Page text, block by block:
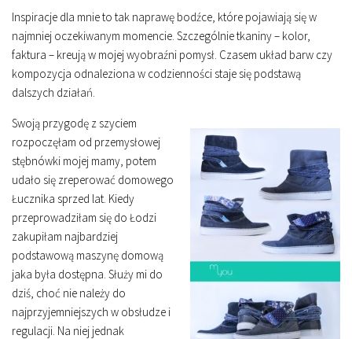
Inspiracje dla mnie to tak naprawę bodźce, które pojawiają się w
najmniej oczekiwanym momencie. Szczególnie tkaniny – kolor,
faktura – kreują w mojej wyobraźni pomysł. Czasem układ barw czy
kompozycja odnaleziona w codzienności staje się podstawą
dalszych działań.
Swoją przygodę z szyciem
rozpoczęłam od przemysłowej
stębnówki mojej mamy, potem
udało się zreperować domowego
Łucznika sprzed lat. Kiedy
przeprowadziłam się do Łodzi
zakupiłam najbardziej
podstawową maszynę domową
jaka była dostępna. Służy mi do
dziś, choć nie należy do
najprzyjemniejszych w obsłudze i
regulacji. Na niej jednak